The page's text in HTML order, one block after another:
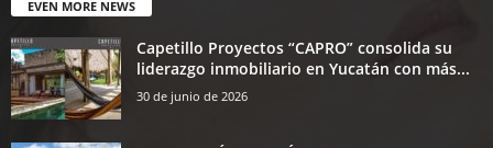
EVEN MORE NEWS
Capetillo Proyectos “CAPRO” consolida su
liderazgo inmobiliario en Yucatán con más...
30 de junio de 2026